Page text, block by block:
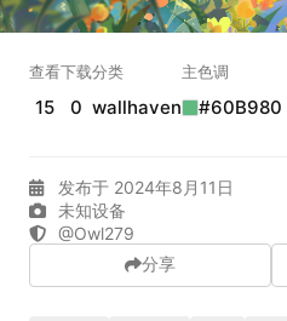
查看
15
下载
0
分类
wallhaven
主色调
#60B980
发布于 2024年8月11日
未知设备
@Owl279
分享
弹幕会在下方多行滚动展示；匿名发